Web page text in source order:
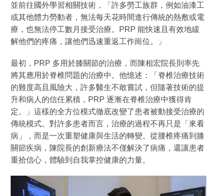
並前往國外學習相關技術，「許多勞工族群，例如油漆工
或其他體力勞動者，無法每天花時間進行傳統的熱敷或電
療，也無法停工數月接受治療。PRP 能快速且有效地緩
解他們的疼痛，讓他們迅速重返工作崗位。」
最初，PRP 多用於膝關節的治療，而陳相宏院長則率先
將其應用於脊椎問題的治療中。他憶述：「脊椎治療技術
的難度高且風險大，許多醫生不敢嘗試，但隨著技術的提
升和病人的信任累積，PRP 逐漸在脊椎治療中獲得肯
定。」這樣的全方位模式徹底改變了患者被動接受治療的
傳統模式。對許多患者而言，治療的過程不再只是「來看
病」，而是一次重塑健康與生活的轉變。從腰椎疼痛到膝
關節疾病，陳院長的創新療法不僅解決了病痛，還讓患者
重拾信心，體驗到自我掌控健康的力量。